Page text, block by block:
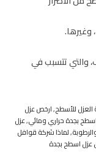
وغيرها.
والتي تتسبب في
للأسطح,ارخص عزل
بجدة حراري ومائي,عزل
,لماذا شركة قوافل
عزل اسطح بجدة